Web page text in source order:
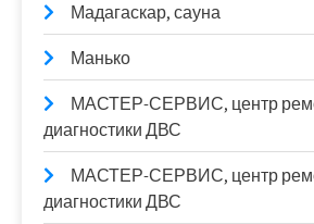
Мадагаскар, сауна
Манько
МАСТЕР-СЕРВИС, центр
диагностики ДВС
МАСТЕР-СЕРВИС, центр
диагностики ДВС